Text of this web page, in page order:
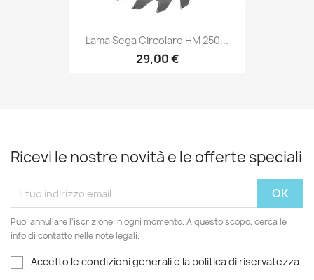
Lama Sega Circolare HM 250...
29,00 €
Ricevi le nostre novità e le offerte speciali
Puoi annullare l'iscrizione in ogni momento. A questo scopo, cerca le
info di contatto nelle note legali.
Accetto le condizioni generali e la politica di riservatezza